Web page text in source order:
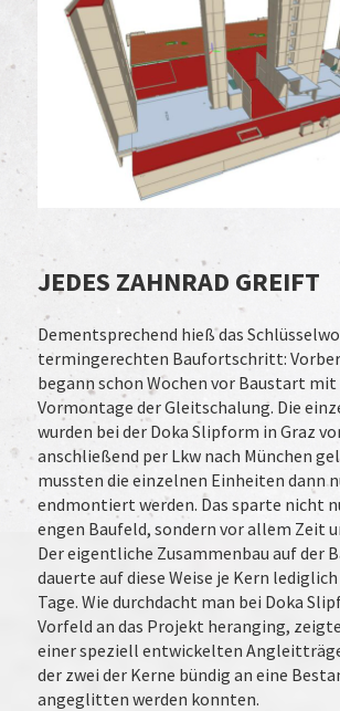
JEDES ZAHNRAD GREIFT
Dementsprechend hieß das
termingerechten Baufortschritt:
begann schon Wochen vor Baustart mit
Vormontage der Gleitschalung. Die
wurden bei der Doka Slipform in Graz
anschließend per Lkw nach München
mussten die einzelnen Einheiten dann
endmontiert werden. Das sparte nicht
engen Baufeld, sondern vor allem Zeit
Der eigentliche Zusammenbau auf der
dauerte auf diese Weise je Kern
Tage. Wie durchdacht man bei Doka
Vorfeld an das Projekt heranging,
einer speziell entwickelten
der zwei der Kerne bündig an eine
angeglitten werden konnten.